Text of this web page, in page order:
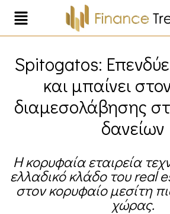
Spitogatos:
και μπαίνει
διαμεσολάβησης
δανείων
Η κορυφαία εταιρεία
ελλαδικό κλάδο του real
στον κορυφαίο μεσίτη
χώρας.